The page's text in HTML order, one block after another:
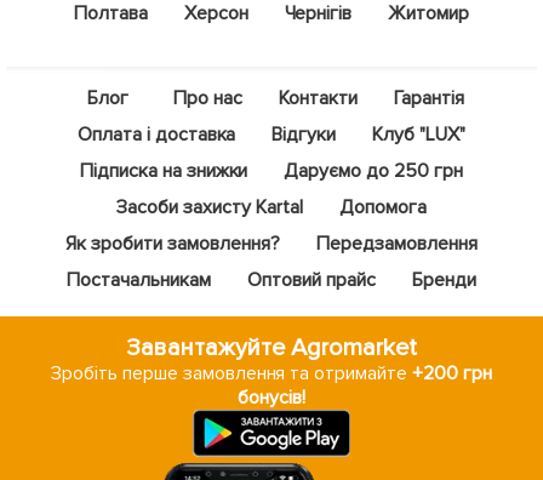
Полтава
Херсон Чернігів Житомир
Блог Про нас Контакти
Гарантія
Оплата і доставка
Відгуки
Клуб "LUX"
Підписка на знижки
Даруємо до 250 грн
Засоби захисту Kartal
Допомога
Як зробити замовлення?
Передзамовлення
Постачальникам
Оптовий прайс Бренди
Завантажуйте Agromarket
Зробіть перше замовлення та отримайте+200 грн
бонусів!